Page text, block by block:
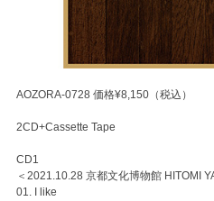
AOZORA-0728 価格¥8,150（税込）
2CD+Cassette Tape
CD1
＜2021.10.28 京都文化博物館 HITOMI
01. I like